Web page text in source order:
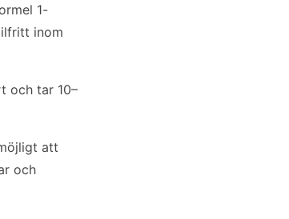
1-
inom
och tar 10–
att
och